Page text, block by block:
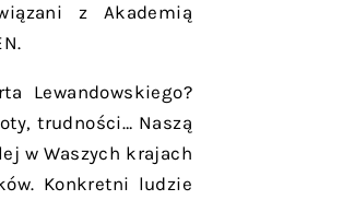
z Akademią
Lewandowskiego?
trudności… Naszą
w Waszych krajach
Konkretni ludzie